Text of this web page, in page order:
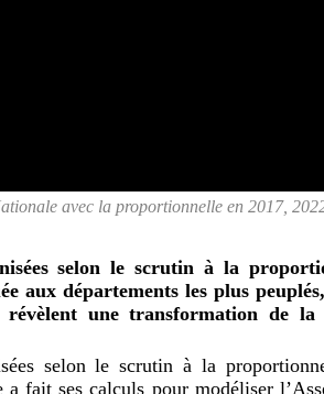
avec la proportionnelle en 2017,
selon le scrutin à la
aux départements les plus
une transformation de la
selon le scrutin à la
fait ses calculs pour modéliser